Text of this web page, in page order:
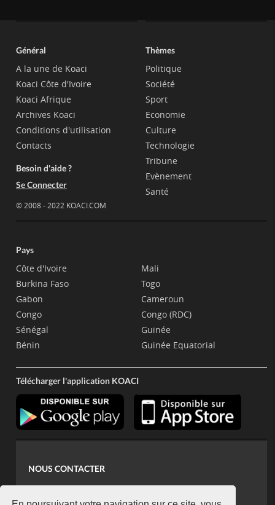
Général
A la une de Koaci
Koaci Côte d'Ivoire
Koaci Afrique
Archives Koaci
Conditions d'utilisation
Contacts
Besoin d'aide ?
Se Connecter
© 2008 - 2022 KOACI.COM
Thèmes
Politique
Société
Sport
Economie
Culture
Technologie
Tribune
Evènement
Santé
Pays
Côte d'Ivoire
Burkina Faso
Gabon
Congo
Sénégal
Bénin
Mali
Togo
Cameroun
Congo (RDC)
Guinée
Guinée Equatorial
Télécharger l'application KOACI
NOUS CONTACTER